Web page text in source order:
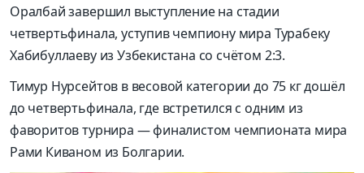
Оралбай завершил выступление на стадии
четвертьфинала, уступив чемпиону мира Турабеку
Хабибуллаеву из Узбекистана со счётом 2:3.
Тимур Нурсейтов в весовой категории до 75 кг дошёл
до четвертьфинала, где встретился с одним из
фаворитов турнира — финалистом чемпионата мира
Рами Киваном из Болгарии.